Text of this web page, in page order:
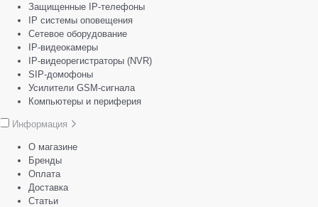
Защищенные IP-телефоны
IP системы оповещения
Сетевое оборудование
IP-видеокамеры
IP-видеорегистраторы (NVR)
SIP-домофоны
Усилители GSM-сигнала
Компьютеры и периферия
Информация
О магазине
Бренды
Оплата
Доставка
Статьи